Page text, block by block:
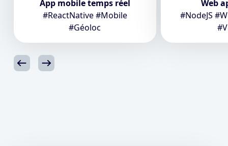
App mobile temps réel
#ReactNative #Mobile
#Géoloc
Web
#NodeJS